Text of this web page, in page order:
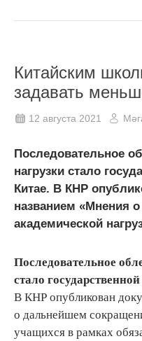
Китайским
задавать
12 августа 2021
Последовательное
нагрузки стало
Китае. В КНР
названием «Мнения
академической
Последовательное
стало
В КНР опубликован
о дальнейшем
учащихся в рамках